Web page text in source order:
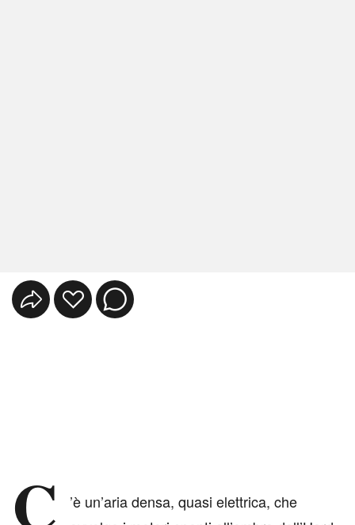
C
’è un’aria densa, quasi elettrica, che